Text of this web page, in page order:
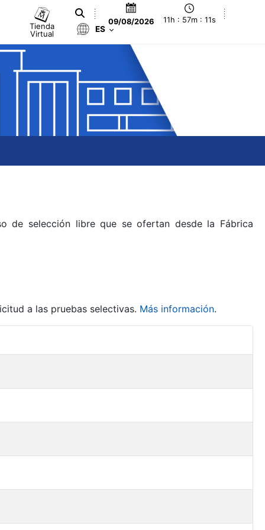
Tienda
Virtual
09/08/2026 11h : 57m : 12s
ES
de selección libre que se ofertan desde la Fábrica
a las pruebas selectivas. Más información.